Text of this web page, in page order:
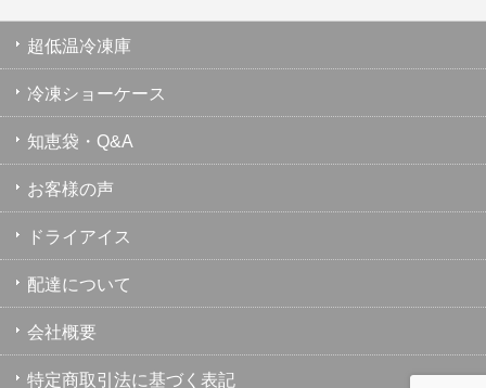
超低温冷凍庫
冷凍ショーケース
知恵袋・Q&A
お客様の声
ドライアイス
配達について
会社概要
特定商取引法に基づく表記